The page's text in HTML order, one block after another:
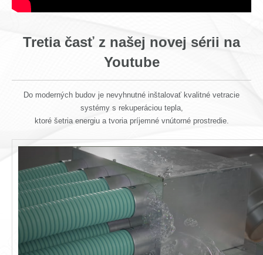
Tretia časť z našej novej sérii na
Youtube
Do moderných budov je nevyhnutné inštalovať kvalitné vetracie
systémy s rekuperáciou tepla,
ktoré šetria energiu a tvoria príjemné vnútorné prostredie.